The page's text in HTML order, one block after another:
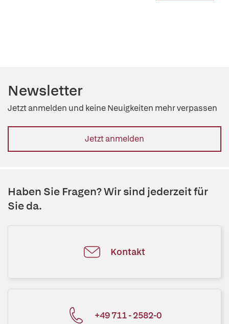
Newsletter
Jetzt anmelden und keine Neuigkeiten mehr verpassen
Jetzt anmelden
Haben Sie Fragen? Wir sind jederzeit für
Sie da.
Kontakt
+49 711 - 2582-0